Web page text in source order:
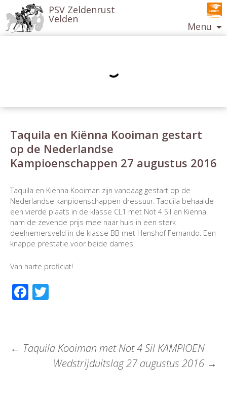
PSV Zeldenrust
Velden
Menu
Taquila en Kiënna Kooiman gestart
op de Nederlandse
Kampioenschappen 27 augustus 2016
Taquila en Kiënna Kooiman zijn vandaag gestart op de
Nederlandse kanpioenschappen dressuur. Taquila behaalde
een vierde plaats in de klasse CL1 met Not 4 Sil en Kiënna
nam de zevende prijs mee naar huis in een sterk
deelnemersveld in de klasse BB met Henshof Fernando. Een
knappe prestatie voor beide dames.
Van harte proficiat!
Facebook
Berichtnavigatie
← Taquila Kooiman met Not 4 Sil KAMPIOEN
Wedstrijduitslag 27 augustus 2016 →